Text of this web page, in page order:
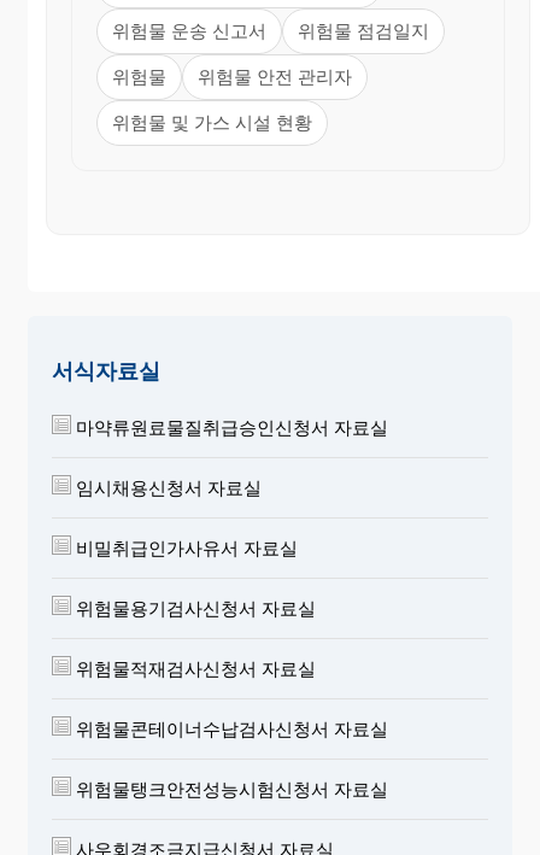
위험물 운송 신고서 위험물 점검일지
위험물 위험물 안전 관리자
위험물 및 가스 시설 현황
서식자료실
마약류원료물질취급승인신청서 자료실
임시채용신청서 자료실
비밀취급인가사유서 자료실
위험물용기검사신청서 자료실
위험물적재검사신청서 자료실
위험물콘테이너수납검사신청서 자료실
위험물탱크안전성능시험신청서 자료실
사우회경조금지급신청서 자료실